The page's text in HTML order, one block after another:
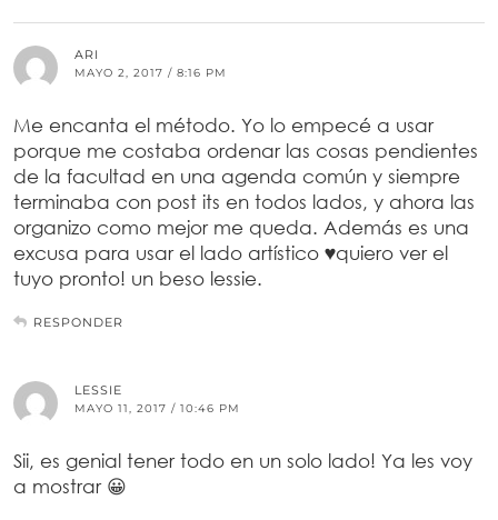
ARI
MAYO 2, 2017 / 8:16 PM
Me encanta el método. Yo lo empecé a usar
porque me costaba ordenar las cosas pendientes
de la facultad en una agenda común y siempre
terminaba con post its en todos lados, y ahora las
organizo como mejor me queda. Además es una
excusa para usar el lado artístico ♥quiero ver el
tuyo pronto! un beso lessie.
RESPONDER
LESSIE
MAYO 11, 2017 / 10:46 PM
Sii, es genial tener todo en un solo lado! Ya les voy
a mostrar 😀